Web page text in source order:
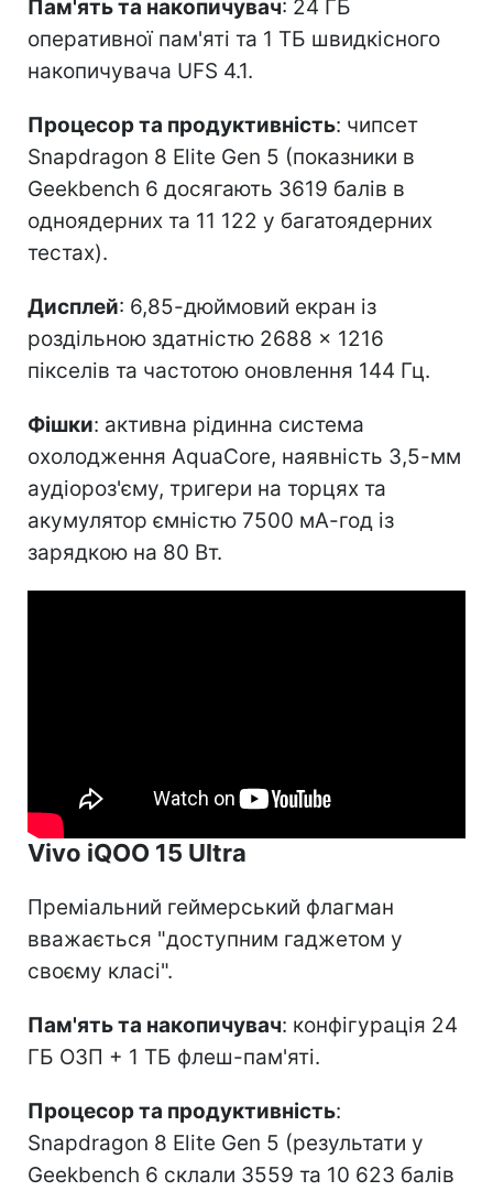
Пам'ять та накопичувач: 24 ГБ
оперативної пам'яті та 1 ТБ швидкісного
накопичувача UFS 4.1.
Процесор та продуктивність: чипсет
Snapdragon 8 Elite Gen 5 (показники в
Geekbench 6 досягають 3619 балів в
одноядерних та 11 122 у багатоядерних
тестах).
Дисплей: 6,85-дюймовий екран із
роздільною здатністю 2688 × 1216
пікселів та частотою оновлення 144 Гц.
Фішки: активна рідинна система
охолодження AquaCore, наявність 3,5-мм
аудіороз'єму, тригери на торцях та
акумулятор ємністю 7500 мА-год із
зарядкою на 80 Вт.
Vivo iQOO 15 Ultra
Преміальний геймерський флагман
вважається "доступним гаджетом у
своєму класі".
Пам'ять та накопичувач: конфігурація 24
ГБ ОЗП + 1 ТБ флеш-пам'яті.
Процесор та продуктивність:
Snapdragon 8 Elite Gen 5 (результати у
Geekbench 6 склали 3559 та 10 623 балів